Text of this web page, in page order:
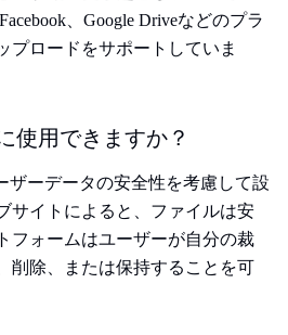
、Google Driveなどのプラ
プロードをサポートしていま
使用できますか？
ザーデータの安全性を考慮して設
サイトによると、ファイルは安
フォームはユーザーが自分の裁
削除、または保持することを可